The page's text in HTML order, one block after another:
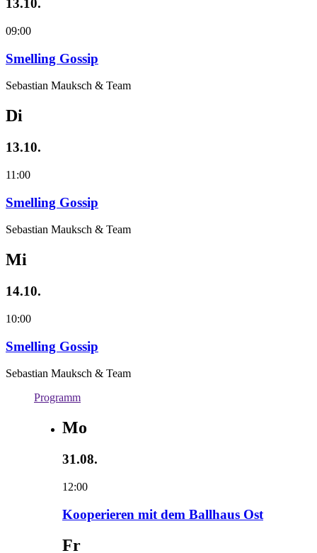
13.10.
09:00
Smelling Gossip
Sebastian Mauksch & Team
Di
13.10.
11:00
Smelling Gossip
Sebastian Mauksch & Team
Mi
14.10.
10:00
Smelling Gossip
Sebastian Mauksch & Team
Programm
Mo
31.08.
12:00
Kooperieren mit dem Ballhaus Ost
Fr